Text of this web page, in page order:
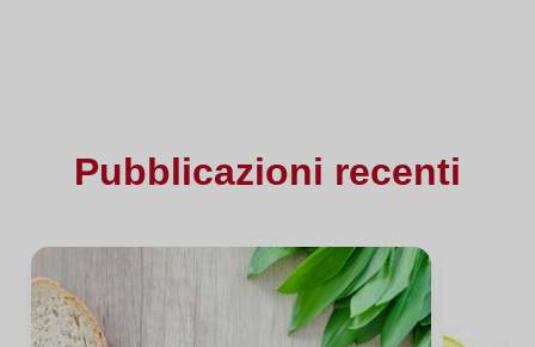
Pubblicazioni recenti